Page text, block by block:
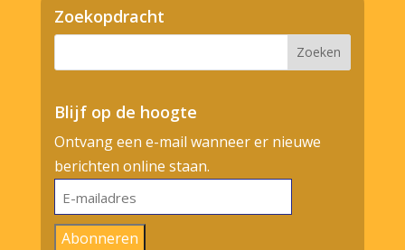
Zoekopdracht
Blijf op de hoogte
Ontvang een e-mail wanneer er nieuwe
berichten online staan.
E-
mailadres
Abonneren